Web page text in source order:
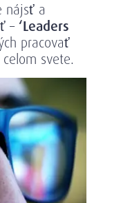
nájsť a
– ‘Leaders
pracovať
svete.